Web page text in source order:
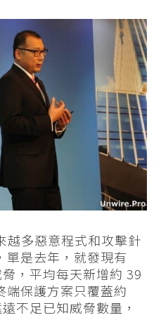
越多惡意程式和攻擊針
是去年，就發現有
，平均每天新增約 39
端保護方案只覆蓋約
不足已知威脅數量，